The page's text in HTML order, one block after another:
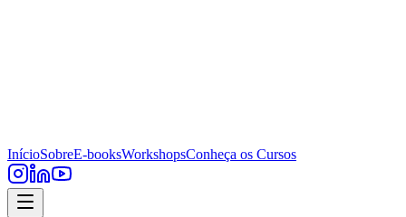
InícioSobreE-booksWorkshopsConheça os Cursos